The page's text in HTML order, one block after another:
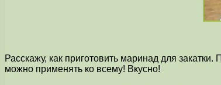
Расскажу, как приготовить маринад для
можно применять ко всему! Вкусно!